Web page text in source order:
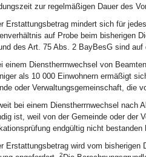
zur regelmäßigen Dauer des
Erstattungsbetrag mindert sich für
auf Probe beim bisherigen
des Art. 75 Abs. 2 BayBesG sind
einem Dienstherrnwechsel von
als 10 000 Einwohnern ermäßigt
oder Verwaltungsgemeinschaft, die
bei einem Dienstherrnwechsel nach
ist, weil von der Gemeinde oder der
endgültig nicht
Erstattungsbetrag wird vom
2